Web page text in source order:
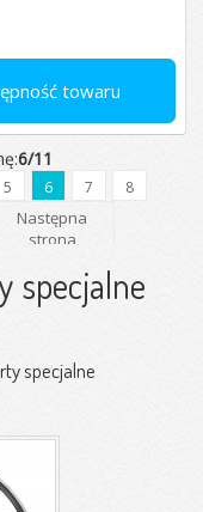
towaru
6/11
5 6 7
8
Następna
strona
specjalne
specjalne